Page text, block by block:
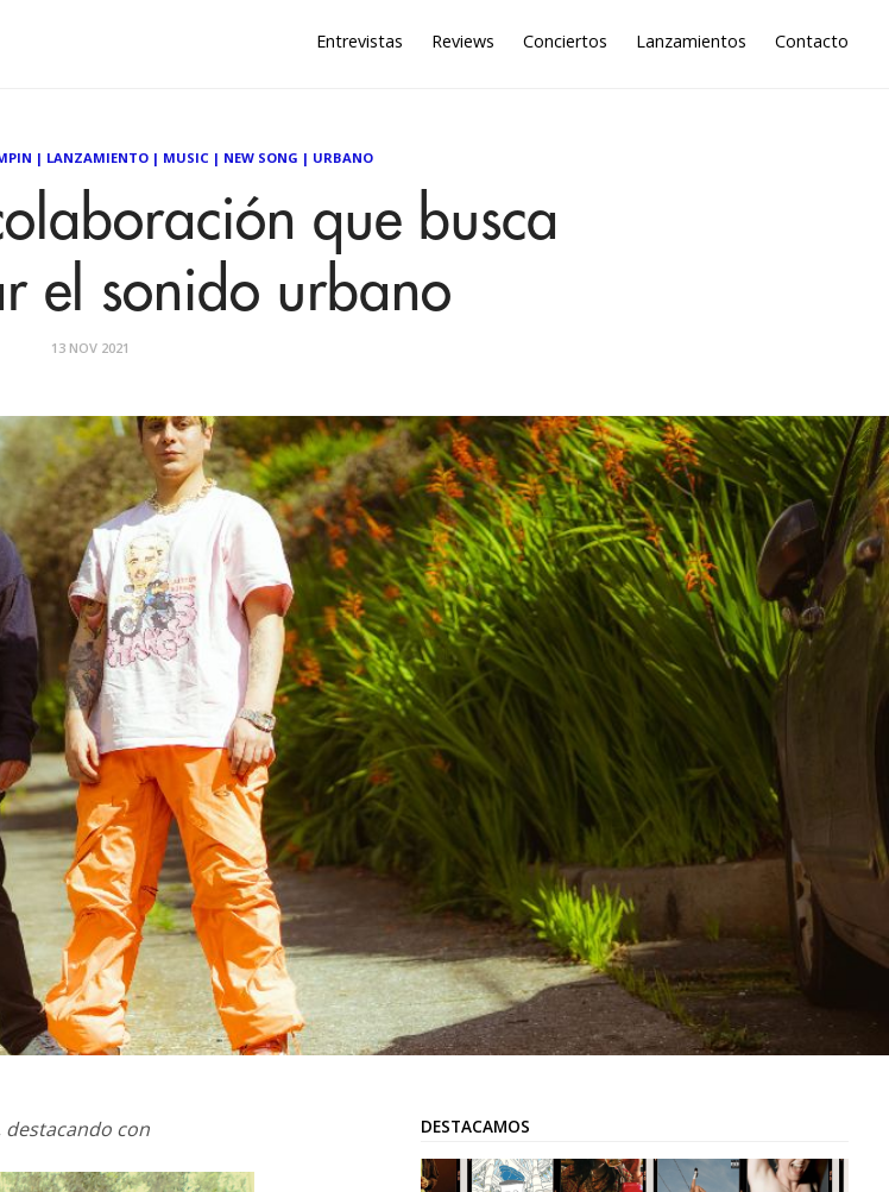
Entrevistas Reviews Conciertos Lanzamientos Contacto
| LANZAMIENTO| MUSIC| NEW SONG | URBANO
que busca
el sonido urbano
13 NOV 2021
destacando con
DESTACAMOS